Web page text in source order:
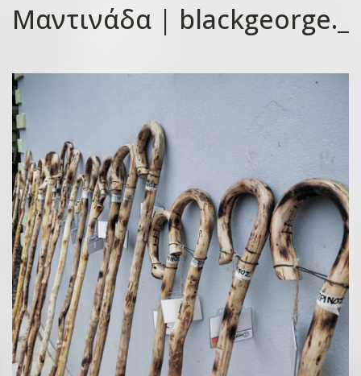
Μαντινάδα | blackgeorge._